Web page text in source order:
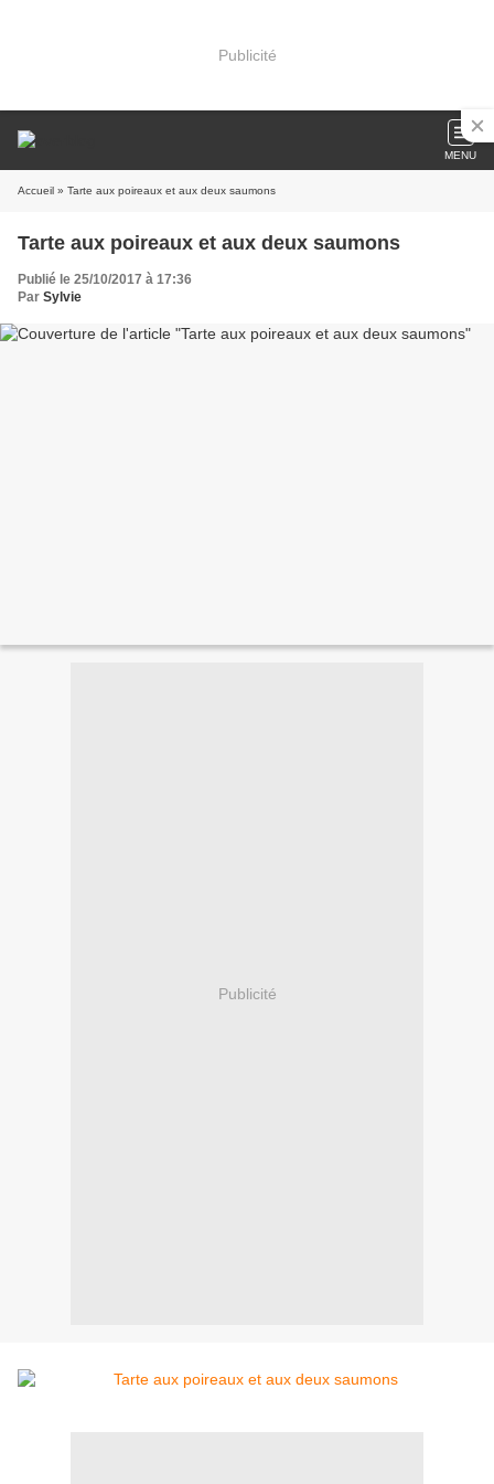
Publicité
MENU
Accueil » Tarte aux poireaux et aux deux saumons
Tarte aux poireaux et aux deux saumons
Publié le 25/10/2017 à 17:36
Par Sylvie
Publicité